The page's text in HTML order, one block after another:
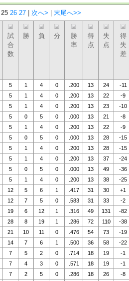
25 26 27 次へ> 末尾へ>>
試
合
数
勝 負 分
勝
率
得
点
失
点
得
失
差
5 1 4 0 .200 13 24 -11
5 1 4 0 .200 13 22 -9
5 1 4 0 .200 13 23 -10
5 0 5 0 .000 13 21 -8
5 1 4 0 .200 13 22 -9
5 0 5 0 .000 13 28 -15
5 1 4 0 .200 13 28 -15
5 1 4 0 .200 13 37 -24
5 0 5 0 .000 13 49 -36
5 1 4 0 .200 13 38 -25
12 5 6 1 .417 31 30 +1
12 7 5 0 .583 31 33 -2
19 6 12 1 .316 49 131 -82
28 8 19 1 .286 72 110 -38
21 10 11 0 .476 54 73 -19
14 7 6 1 .500 36 58 -22
7 5 2 0 .714 18 19 -1
7 4 3 0 .571 18 19 -1
7 2 5 0 .286 18 26 -8